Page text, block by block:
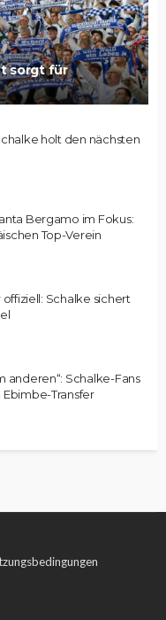
sorgt für
holt den nächsten
Bergamo im Fokus:
Top-Verein
Schalke sichert
anderen“: Schalke-Fans
Transfer